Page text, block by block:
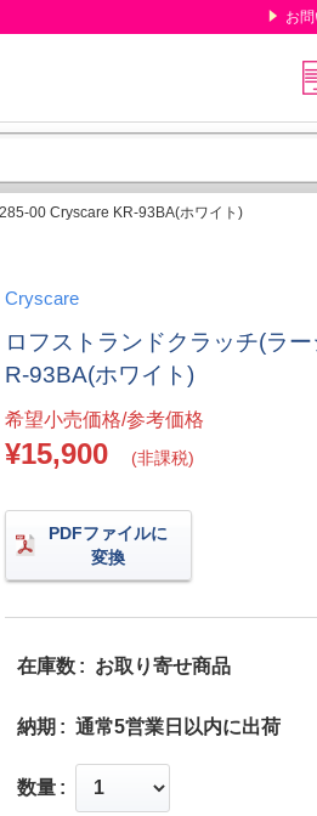
お
00 Cryscare KR-93BA(ホワイト)
Cryscare
ロフストランドクラッチ(ラ
R-93BA(ホワイト)
希望小売価格/参考価格
¥15,900 (非課税)
PDFファイルに
変換
在庫数 お取り寄せ商品
納期 通常5営業日以内に出荷
数量